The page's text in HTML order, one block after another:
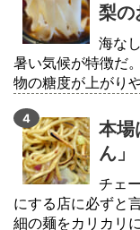
梨の
海な
暑い気候が特徴だ
物の糖度が上がり
本場
ん」
チェ
にする店に必ずと
細の麺をカリカリ